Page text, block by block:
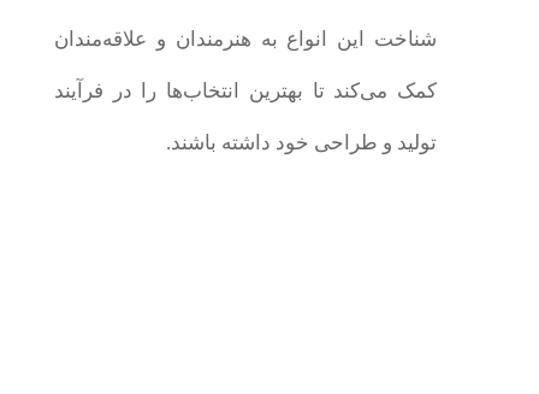
شناخت این انواع به هنرمندان و علاقه‌مندان
کمک می‌کند تا بهترین انتخاب‌ها را در فرآیند
تولید و طراحی خود داشته باشند.